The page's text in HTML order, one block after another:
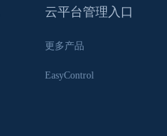
云平台管理入口
更多产品
EasyControl